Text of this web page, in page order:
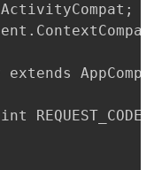
REQUEST_CODE